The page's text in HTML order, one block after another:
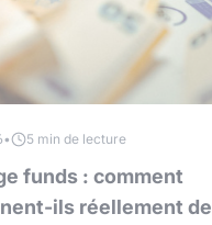
• 5 min de lecture
funds : comment
ils réellement de